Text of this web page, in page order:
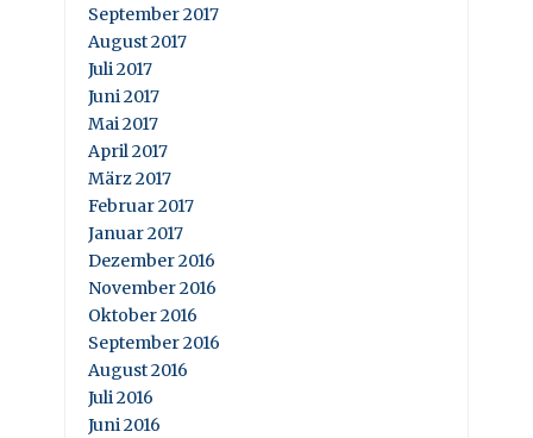
September 2017
August 2017
Juli 2017
Juni 2017
Mai 2017
April 2017
März 2017
Februar 2017
Januar 2017
Dezember 2016
November 2016
Oktober 2016
September 2016
August 2016
Juli 2016
Juni 2016